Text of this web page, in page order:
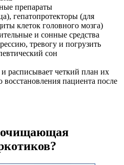
препараты
гепатопротекторы (для
клеток головного мозга)
и сонные средства
тревогу и погрузить
сон
расписывает четкий план их
восстановления пациента после
очищающая